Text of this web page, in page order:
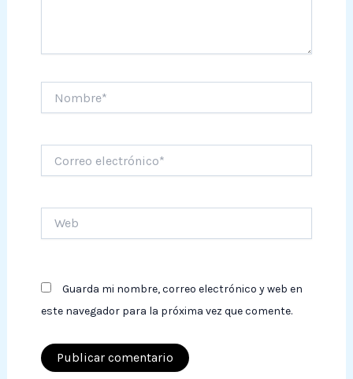
electrónico*
Guarda mi nombre, correo electrónico y web en
este navegador para la próxima vez que comente.